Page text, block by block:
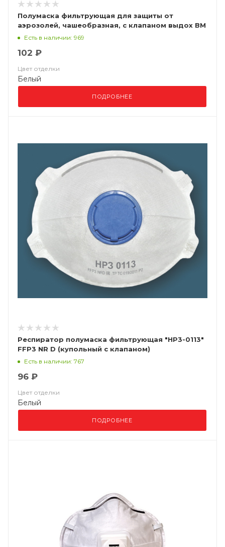
Полумаска фильтрующая для защиты от
аэрозолей, чашеобразная, с клапаном выдох ВМ
8122 FFP2 NR D
Есть в наличии: 969
102 ₽
Цвет отделки
Белый
ПОДРОБНЕЕ
Респиратор полумаска фильтрующая "НР3-0113"
FFP3 NR D (купольный с клапаном)
Есть в наличии: 767
96 ₽
Цвет отделки
Белый
ПОДРОБНЕЕ